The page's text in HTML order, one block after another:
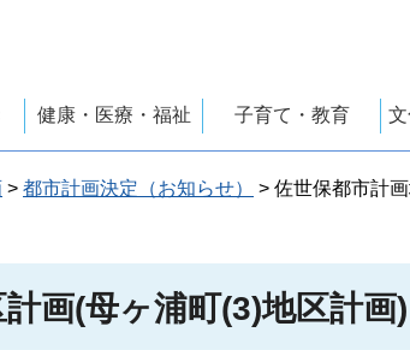
健康・医療・福祉 子育て・教育
> 都市計画決定（お知らせ） > 佐世保都市計
画(母ヶ浦町(3)地区計